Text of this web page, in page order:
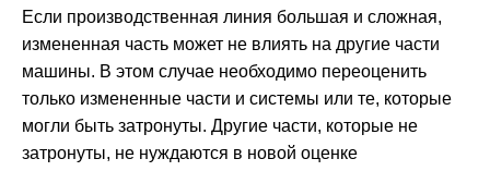
Если производственная линия большая и сложная,
измененная часть может не влиять на другие части
машины. В этом случае необходимо переоценить
только измененные части и системы или те, которые
могли быть затронуты. Другие части, которые не
затронуты, не нуждаются в новой оценке